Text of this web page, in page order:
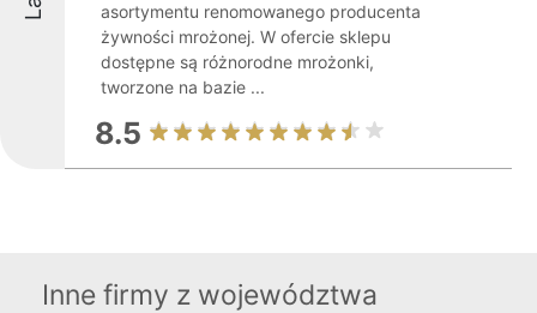
asortymentu renomowanego producenta
żywności mrożonej. W ofercie sklepu
dostępne są różnorodne mrożonki,
tworzone na bazie ...
8.5
Inne firmy z województwa